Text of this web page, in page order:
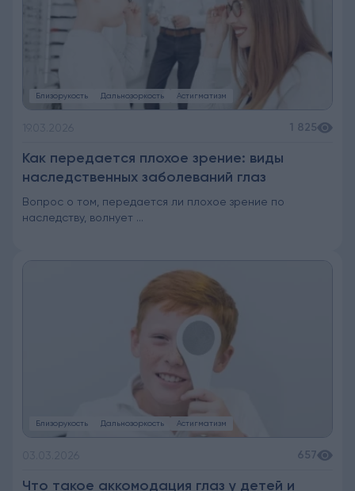
Близорукость Дальнозоркость Астигматизм
1 825
Как передается плохое зрение: виды
наследственных заболеваний глаз
Вопрос о том, передается ли плохое зрение по
наследству, волнует ...
Близорукость Дальнозоркость Астигматизм
657
Что такое аккомодация глаз у детей и